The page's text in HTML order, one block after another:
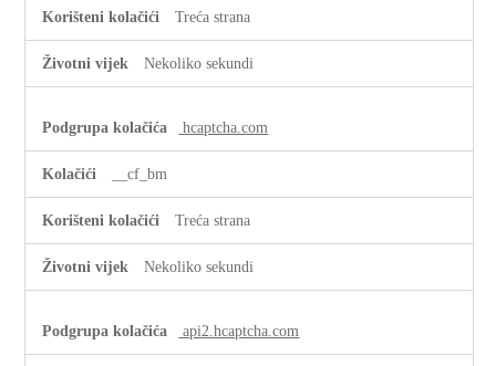
Treća strana
Nekoliko sekundi
hcaptcha.com
__cf_bm
Treća strana
Nekoliko sekundi
api2.hcaptcha.com